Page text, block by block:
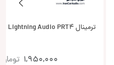
ترمینال Lightning Audio PRT4
1,950,000 تومان